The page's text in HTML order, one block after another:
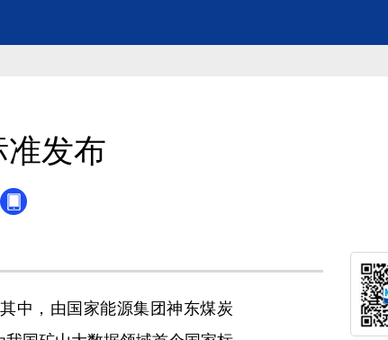
发布
中，由国家能源集团神东煤炭